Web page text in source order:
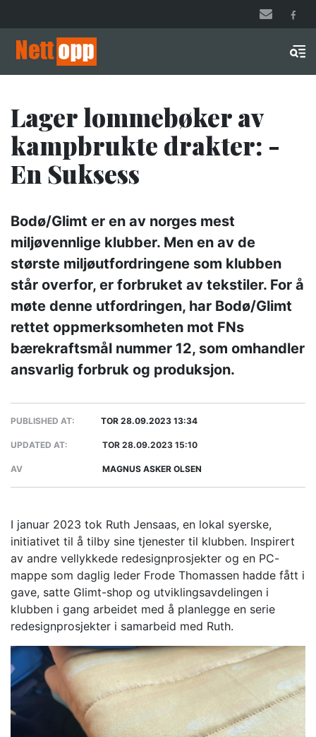
til
hovedinnhold
Lager lommebøker av
kampbrukte drakter: -
En Suksess
Bodø/Glimt er en av norges mest
miljøvennlige klubber. Men en av de
største miljøutfordringene som klubben
står overfor, er forbruket av tekstiler. For å
møte denne utfordringen, har Bodø/Glimt
rettet oppmerksomheten mot FNs
bærekraftsmål nummer 12, som omhandler
ansvarlig forbruk og produksjon.
PUBLISHED AT: TOR 28.09.2023 13:34
UPDATED AT: TOR 28.09.2023 15:10
AV MAGNUS ASKER OLSEN
I januar 2023 tok Ruth Jensaas, en lokal syerske,
initiativet til å tilby sine tjenester til klubben. Inspirert
av andre vellykkede redesignprosjekter og en PC-
mappe som daglig leder Frode Thomassen hadde fått i
gave, satte Glimt-shop og utviklingsavdelingen i
klubben i gang arbeidet med å planlegge en serie
redesignprosjekter i samarbeid med Ruth.